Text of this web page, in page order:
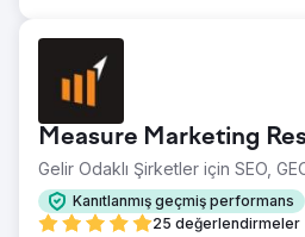
Measure Marketing
Gelir Odaklı Şirketler için SEO,
Kanıtlanmış geçmiş performans
25 değerlendirmeler